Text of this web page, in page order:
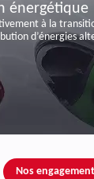
transition
alternatives
Nos